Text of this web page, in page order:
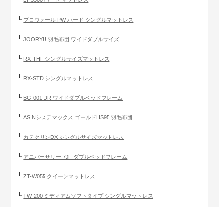
プロウォール PW-ハード シングルマットレス
JOORYU 羽毛布団 ワイドダブルサイズ
RX-THF シングルサイズマットレス
RX-STD シングルマットレス
BG-001 DR ワイドダブルベッドフレーム
AS Nシステマックス ゴールドHS95 羽毛布団
カテクリンDX シングルサイズマットレス
アニバーサリー 70F ダブルベッドフレーム
ZT-W055 クイーンマットレス
TW-200 ミディアムソフトタイプ シングルマットレス